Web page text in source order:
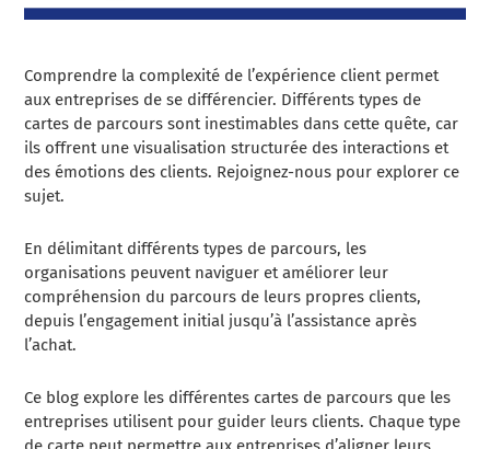
Comprendre la complexité de l’expérience client permet
aux entreprises de se différencier. Différents types de
cartes de parcours sont inestimables dans cette quête, car
ils offrent une visualisation structurée des interactions et
des émotions des clients. Rejoignez-nous pour explorer ce
sujet.
En délimitant différents types de parcours, les
organisations peuvent naviguer et améliorer leur
compréhension du parcours de leurs propres clients,
depuis l’engagement initial jusqu’à l’assistance après
l’achat.
Ce blog explore les différentes cartes de parcours que les
entreprises utilisent pour guider leurs clients. Chaque type